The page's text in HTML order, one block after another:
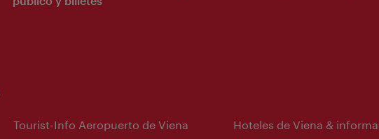
Tourist-Info Aeropuerto de Viena Hoteles de Viena &